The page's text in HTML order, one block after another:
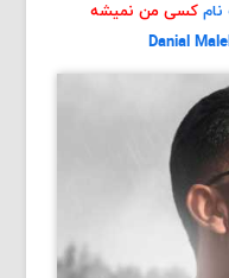
نامکسی من نمیشه
Danial